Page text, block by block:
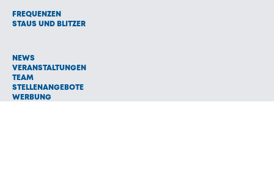
FREQUENZEN
STAUS UND BLITZER
NEWS
VERANSTALTUNGEN
TEAM
STELLENANGEBOTE
WERBUNG